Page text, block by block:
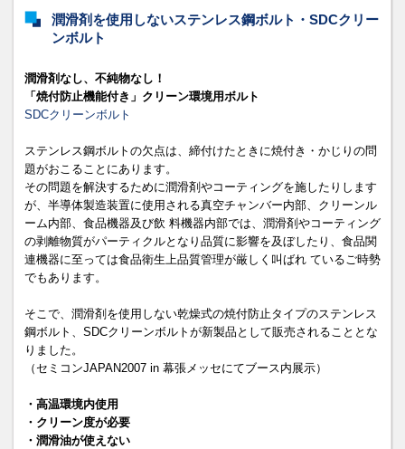
潤滑剤を使用しないステンレス鋼ボルト・SDCクリー
ンボルト
潤滑剤なし、不純物なし！
「焼付防止機能付き」クリーン環境用ボルト
SDCクリーンボルト
ステンレス鋼ボルトの欠点は、締付けたときに焼付き・かじりの問
題がおこることにあります。
その問題を解決するために潤滑剤やコーティングを施したりします
が、半導体製造装置に使用される真空チャンバー内部、クリーンル
ーム内部、食品機器及び飲 料機器内部では、潤滑剤やコーティング
の剥離物質がパーティクルとなり品質に影響を及ぼしたり、食品関
連機器に至っては食品衛生上品質管理が厳しく叫ばれ ているご時勢
でもあります。
そこで、潤滑剤を使用しない乾燥式の焼付防止タイプのステンレス
鋼ボルト、SDCクリーンボルトが新製品として販売されることとな
りました。
（セミコンJAPAN2007 in 幕張メッセにてブース内展示）
・高温環境内使用
・クリーン度が必要
・潤滑油が使えない